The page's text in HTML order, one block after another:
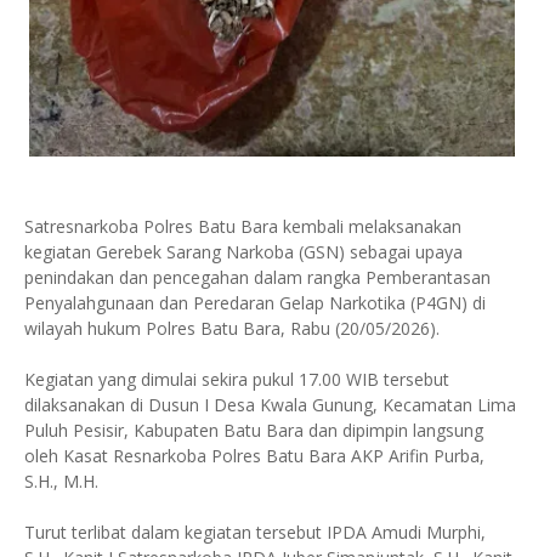
Satresnarkoba Polres Batu Bara kembali melaksanakan
kegiatan Gerebek Sarang Narkoba (GSN) sebagai upaya
penindakan dan pencegahan dalam rangka Pemberantasan
Penyalahgunaan dan Peredaran Gelap Narkotika (P4GN) di
wilayah hukum Polres Batu Bara, Rabu (20/05/2026).
Kegiatan yang dimulai sekira pukul 17.00 WIB tersebut
dilaksanakan di Dusun I Desa Kwala Gunung, Kecamatan Lima
Puluh Pesisir, Kabupaten Batu Bara dan dipimpin langsung
oleh Kasat Resnarkoba Polres Batu Bara AKP Arifin Purba,
S.H., M.H.
Turut terlibat dalam kegiatan tersebut IPDA Amudi Murphi,